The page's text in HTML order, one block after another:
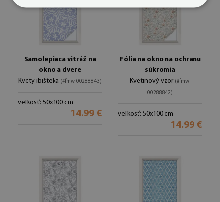
Samolepiaca vitráž na
okno a dvere
Kvety ibišteka (#fmw-00288843)
veľkosť: 50x100 cm
14.99 €
Fólia na okno na ochranu
súkromia
Kvetinový vzor (#fmw-
00288842)
veľkosť: 50x100 cm
14.99 €